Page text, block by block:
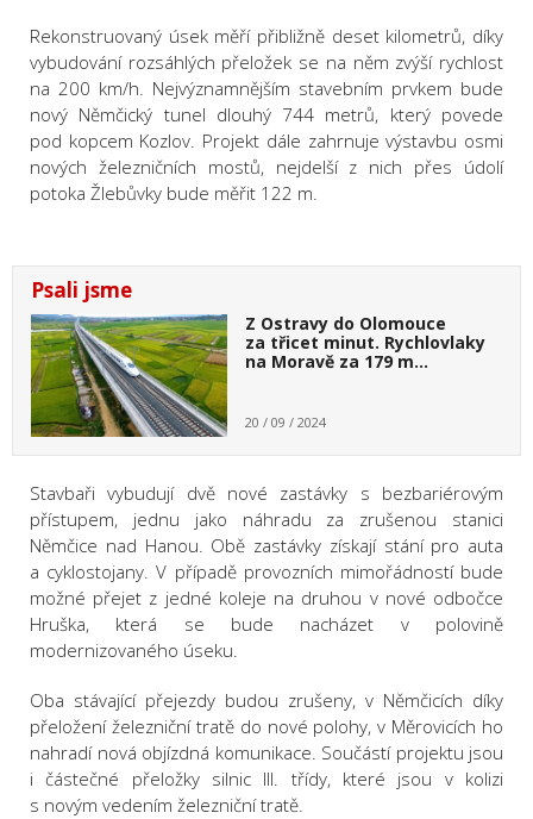
Rekonstruovaný úsek měří přibližně deset kilometrů, díky
vybudování rozsáhlých přeložek se na něm zvýší rychlost
na 200 km/h. Nejvýznamnějším stavebním prvkem bude
nový Němčický tunel dlouhý 744 metrů, který povede
pod kopcem Kozlov. Projekt dále zahrnuje výstavbu osmi
nových železničních mostů, nejdelší z nich přes údolí
potoka Žlebůvky bude měřit 122 m.
Psali jsme
Z Ostravy do Olomouce
za třicet minut. Rychlovlaky
na Moravě za 179 m…
20 / 09 / 2024
Stavbaři vybudují dvě nové zastávky s bezbariérovým
přístupem, jednu jako náhradu za zrušenou stanici
Němčice nad Hanou. Obě zastávky získají stání pro auta
a cyklostojany. V případě provozních mimořádností bude
možné přejet z jedné koleje na druhou v nové odbočce
Hruška, která se bude nacházet v polovině
modernizovaného úseku.
Oba stávající přejezdy budou zrušeny, v Němčicích díky
přeložení železniční tratě do nové polohy, v Měrovicích ho
nahradí nová objízdná komunikace. Součástí projektu jsou
i částečné přeložky silnic III. třídy, které jsou v kolizi
s novým vedením železniční tratě.